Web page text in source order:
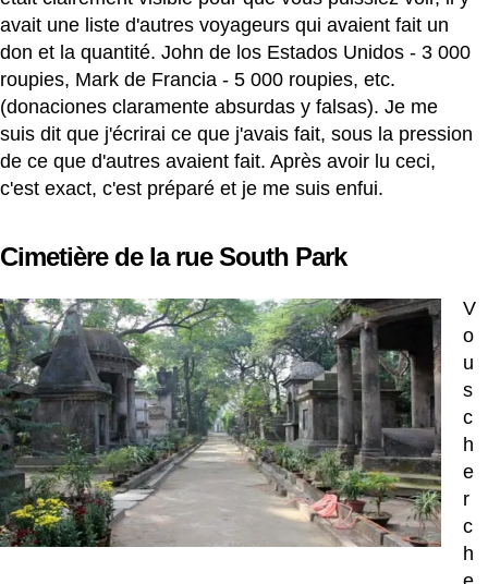
avait une liste d'autres voyageurs qui avaient fait un
don et la quantité. John de los Estados Unidos - 3 000
roupies, Mark de Francia - 5 000 roupies, etc.
(donaciones claramente absurdas y falsas). Je me
suis dit que j'écrirai ce que j'avais fait, sous la pression
de ce que d'autres avaient fait. Après avoir lu ceci,
c'est exact, c'est préparé et je me suis enfui.
Cimetière de la rue South Park
V
o
u
s
c
h
e
r
c
h